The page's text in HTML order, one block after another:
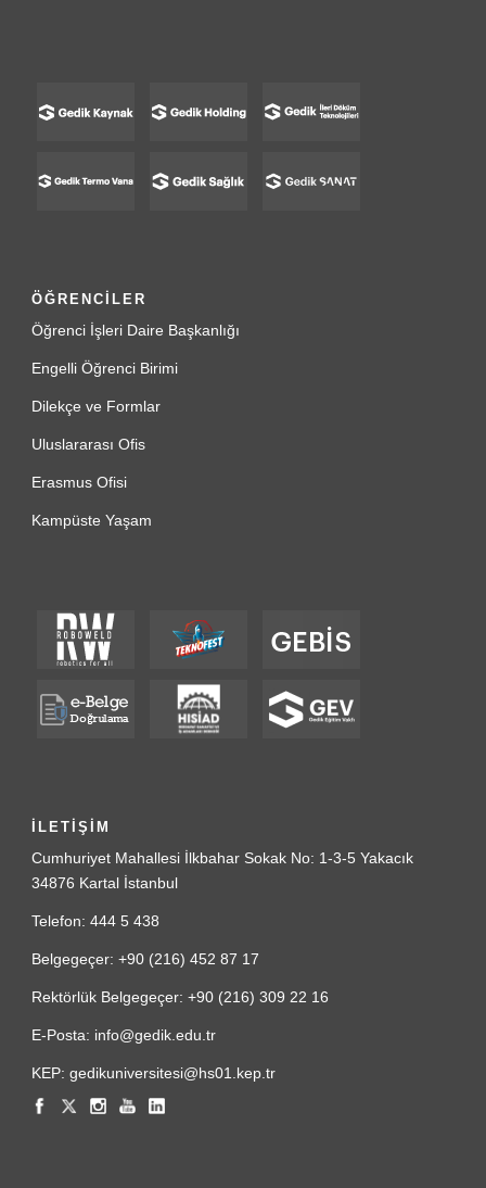
ÖĞRENCİLER
Öğrenci İşleri Daire Başkanlığı
Engelli Öğrenci Birimi
Dilekçe ve Formlar
Uluslararası Ofis
Erasmus Ofisi
Kampüste Yaşam
İLETİŞİM
Cumhuriyet Mahallesi İlkbahar Sokak No: 1-3-5 Yakacık
34876 Kartal İstanbul
Telefon: 444 5 438
Belgegeçer: +90 (216) 452 87 17
Rektörlük Belgegeçer: +90 (216) 309 22 16
E-Posta: info@gedik.edu.tr
KEP: gedikuniversitesi@hs01.kep.tr